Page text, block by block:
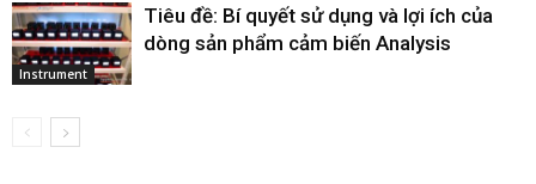
Instrument
Tiêu đề: Bí quyết sử dụng và lợi ích của
dòng sản phẩm cảm biến Analysis